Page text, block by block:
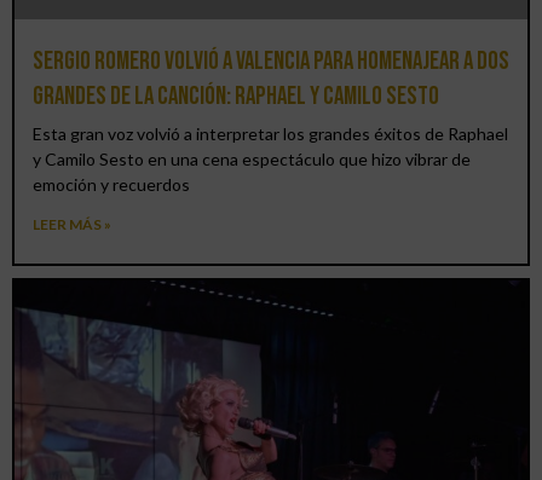
Sergio Romero volvió a Valencia para homenajear a dos
grandes de la canción: Raphael y Camilo Sesto
Esta gran voz volvió a interpretar los grandes éxitos de Raphael
y Camilo Sesto en una cena espectáculo que hizo vibrar de
emoción y recuerdos
LEER MÁS »